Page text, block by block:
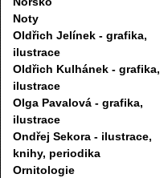
Noty
Oldřich Jelínek - grafika,
ilustrace
Oldřich Kulhánek - grafika,
ilustrace
Olga Pavalová - grafika,
ilustrace
Ondřej Sekora - ilustrace,
knihy, periodika
Ornitologie